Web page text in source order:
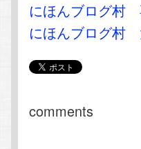
にほんブログ村
にほんブログ村
comments